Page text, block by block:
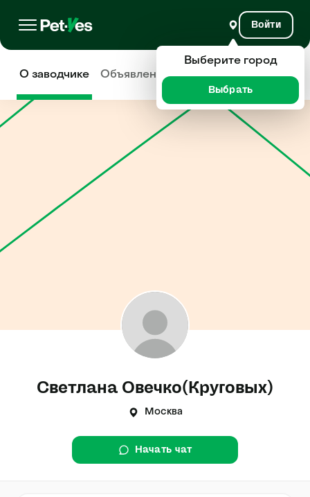
Войти
О заводчике Объявления Отзывы
Светлана Овечко(Круговых)
Москва
Начать чат
Выберите город
Выбрать